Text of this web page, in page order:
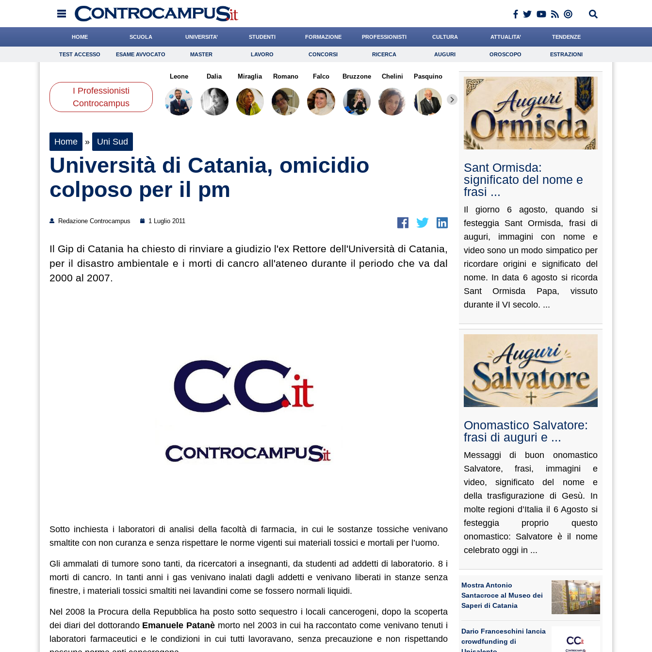
HOME SCUOLA UNIVERSITA’ STUDENTI FORMAZIONE PROFESSIONISTI CULTURA ATTUALITA’ TENDENZE
TEST ACCESSO Esame Avvocato Master Lavoro Concorsi Ricerca Auguri Oroscopo Estrazioni
Consigli Risparmio Diritto Economia Giornalista Lavoro Psicologia
Scienze
TEST ACCESSO ESAME AVVOCATO MASTER LAVORO CONCORSI RICERCA AUGURI OROSCOPO ESTRAZIONI
I Professionisti
Controcampus
Leone Dalia Miraglia Romano Falco Bruzzone Chelini Pasquino Cocchi Coniglio Quaglia Buzzatti Crepet
Home » Uni Sud
Università di Catania, omicidio
colposo per il pm
Redazione Controcampus 1 Luglio 2011
Il Gip di Catania ha chiesto di rinviare a giudizio l'ex Rettore dell'Università di Catania,
per il disastro ambientale e i morti di cancro all'ateneo durante il periodo che va dal
2000 al 2007.
Sotto inchiesta i laboratori di analisi della facoltà di farmacia, in cui le sostanze tossiche venivano
smaltite con non curanza e senza rispettare le norme vigenti sui materiali tossici e mortali per l’uomo.
Gli ammalati di tumore sono tanti, da ricercatori a insegnanti, da studenti ad addetti di laboratorio. 8 i
morti di cancro. In tanti anni i gas venivano inalati dagli addetti e venivano liberati in stanze senza
finestre, i materiali tossici smaltiti nei lavandini come se fossero normali liquidi.
Nel 2008 la Procura della Repubblica ha posto sotto sequestro i locali cancerogeni, dopo la scoperta
dei diari del dottorando Emanuele Patanè morto nel 2003 in cui ha raccontato come venivano tenuti i
laboratori farmaceutici e le condizioni in cui tutti lavoravano, senza precauzione e non rispettando
Sant Ormisda:
significato del nome e
frasi ...
Il giorno 6 agosto, quando si
festeggia Sant Ormisda, frasi di
auguri, immagini con nome e
video sono un modo simpatico per
ricordare origini e significato del
nome. In data 6 agosto si ricorda
Sant Ormisda Papa, vissuto
durante il VI secolo. ...
Onomastico Salvatore:
frasi di auguri e ...
Messaggi di buon onomastico
Salvatore, frasi, immagini e
video, significato del nome e
della trasfigurazione di Gesù. In
molte regioni d’Italia il 6 Agosto si
festeggia proprio questo
onomastico: Salvatore è il nome
celebrato oggi in ...
Mostra Antonio
Santacroce al Museo dei
Saperi di Catania
Dario Franceschini lancia
crowdfunding di